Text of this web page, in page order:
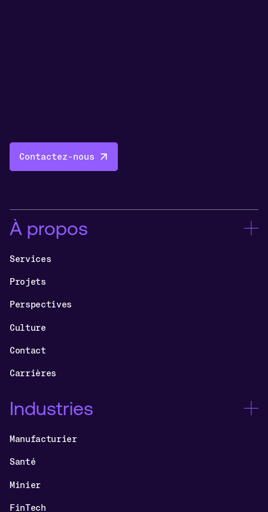
Contactez-nous
À propos
Services
Projets
Perspectives
Culture
Contact
Carrières
Industries
Manufacturier
Santé
Minier
FinTech